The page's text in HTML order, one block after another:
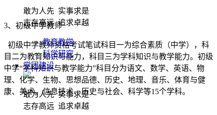
敢为人先 实事求是
志存高远 追求卓越
教育教学
科学研究
党团建设
敢为人先 实事求是
志存高远 追求卓越
3、初级中学教师
初级中学教师资格考试笔试科目一为综合素质（中学），科
目二为教育知识与能力，科目三为学科知识与教学能力。初级
中学“学科知识与教学能力”科目分为语文、数学、英语、物
理、化学、生物、思想品德、历史、地理、音乐、体育与健
康、美术、信息技术、历史与社会、科学等15个学科。